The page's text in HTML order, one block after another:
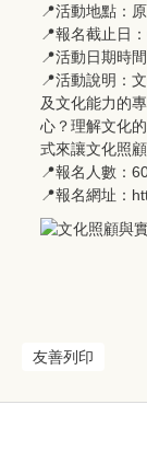
📍活動地點：
📍報名截止日
📍活動日期時
📍活動說明：
及文化能力的
心？理解文化
式來讓文化照顧
📍報名人數：60
📍報名網址：
友善列印